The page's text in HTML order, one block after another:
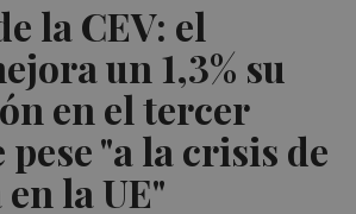
la CEV: el
un 1,3% su
en el tercer
"a la crisis de
la UE"